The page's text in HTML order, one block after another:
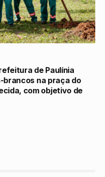
de Paulínia
brancos na praça do
com objetivo de